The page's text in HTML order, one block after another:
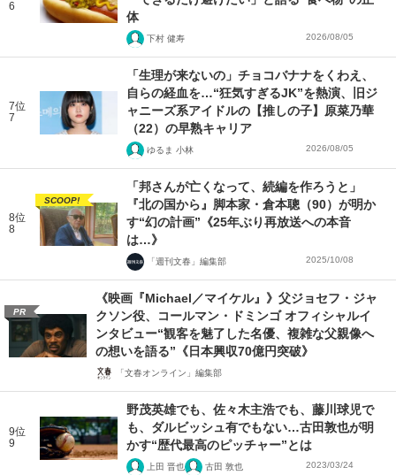
6
体
下村 健寿 2026/08/05
7位
7
「生理が来ないの」チョコバナナをくわえ、
自らの経血を…“狂気すぎるJK”を熱演、旧ジ
ャニーズ系アイドルの【推しの子】原菜乃華
（22）の早熟キャリア
ゆるま 小林 2026/08/05
8位
8
SCOOP!
「邦さんが亡くなって、続編を作ろうと」
『北の国から』脚本家・倉本聰（90）が明か
す“幻の計画”《25年ぶり再放送への本音
は…》
「週刊文春」編集部 2025/10/08
PR
《映画『Michael／マイケル』》父ジョセフ・ジャ
クソン役、コールマン・ドミンゴ オフィシャルイ
ンタビュー“観客を魅了した名優、複雑な父親像へ
の想いを語る”《日本興収70億円突破》
「文春オンライン」編集部
9位
9
野茂英雄でも、佐々木主浩でも、藤川球児で
も、ダルビッシュ有でもない…古田敦也が明
かす“歴代最高のピッチャー”とは
上田 晋也 古田 敦也 2023/03/24